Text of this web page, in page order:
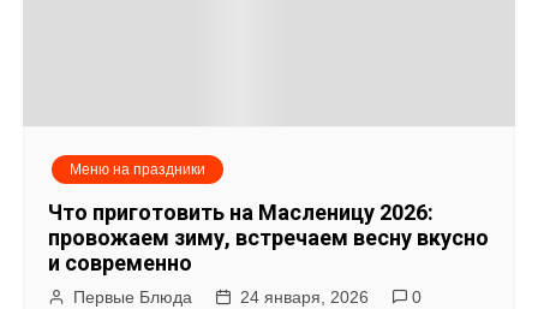
Меню на праздники
Что приготовить на Масленицу 2026:
провожаем зиму, встречаем весну вкусно
и современно
Первые Блюда 24 января, 2026 0